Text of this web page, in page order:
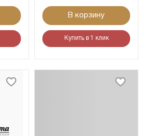
В корзину
Купить в 1 клик